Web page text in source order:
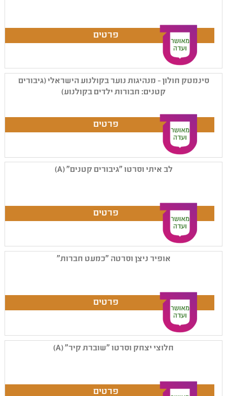
סינמטק חולון - מנהיגות נוער בקולנוע הישראלי (גיבורים
קטנים: חבורות ילדים בקולנוע)
לב איתי וסרטו "גיבורים קטנים" (A)
אופיר ניצן וסרטה "כמעט חברות"
חלוצי יצחק וסרטו "שוברת קיר" (A)